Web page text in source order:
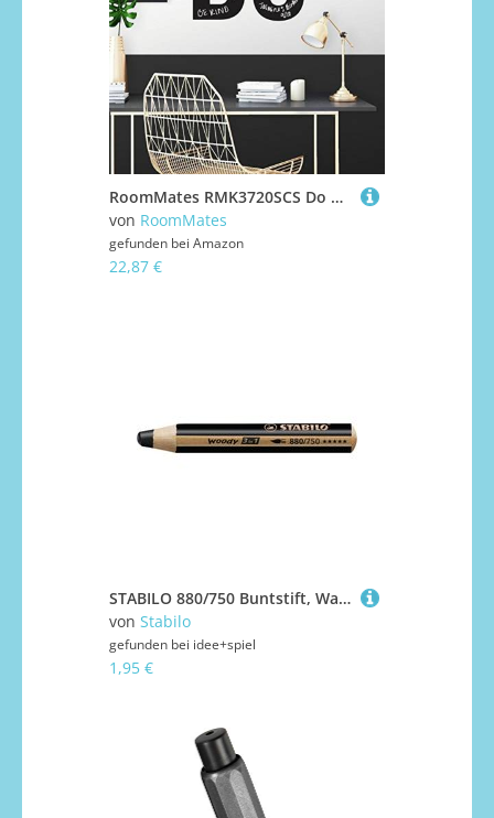
RoomMates RMK3720SCS Do Motivierende Kreide/Tafel zum Abziehen und Aufkleben
von RoomMates
gefunden bei Amazon
22,87 €
STABILO 880/750 Buntstift, Wasserfarbe & Wachsmalkreide - STABILO woody 3 in 1 - Einzelstift - schwarz
von Stabilo
gefunden bei idee+spiel
1,95 €